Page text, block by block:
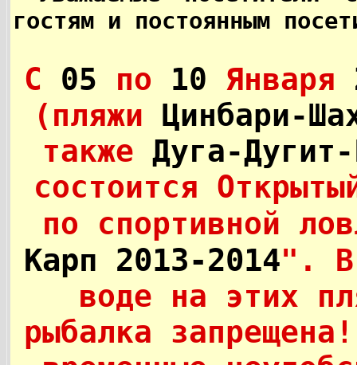
гостям и постоянным
С 05 по 10 Января
(пляжи Цинбари-
также Дуга-
состоится
по спортивной
Карп 2013-2014". В
воде на этих
рыбалка